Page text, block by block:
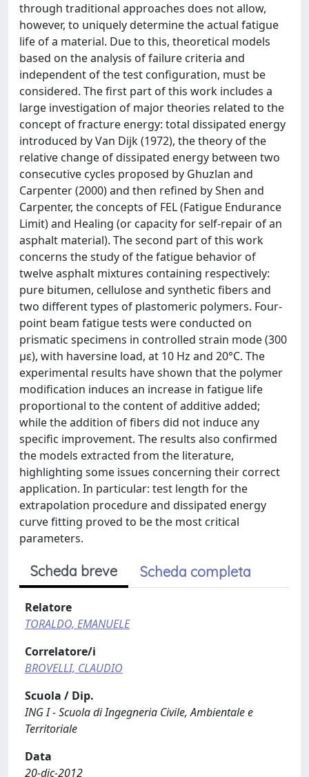
through traditional approaches does not allow,
however, to uniquely determine the actual fatigue
life of a material. Due to this, theoretical models
based on the analysis of failure criteria and
independent of the test configuration, must be
considered. The first part of this work includes a
large investigation of major theories related to the
concept of fracture energy: total dissipated energy
introduced by Van Dijk (1972), the theory of the
relative change of dissipated energy between two
consecutive cycles proposed by Ghuzlan and
Carpenter (2000) and then refined by Shen and
Carpenter, the concepts of FEL (Fatigue Endurance
Limit) and Healing (or capacity for self-repair of an
asphalt material). The second part of this work
concerns the study of the fatigue behavior of
twelve asphalt mixtures containing respectively:
pure bitumen, cellulose and synthetic fibers and
two different types of plastomeric polymers. Four-
point beam fatigue tests were conducted on
prismatic specimens in controlled strain mode (300
με), with haversine load, at 10 Hz and 20°C. The
experimental results have shown that the polymer
modification induces an increase in fatigue life
proportional to the content of additive added;
while the addition of fibers did not induce any
specific improvement. The results also confirmed
the models extracted from the literature,
highlighting some issues concerning their correct
application. In particular: test length for the
extrapolation procedure and dissipated energy
curve fitting proved to be the most critical
parameters.
Scheda breve Scheda completa
Relatore
TORALDO, EMANUELE
Correlatore/i
BROVELLI, CLAUDIO
Scuola / Dip.
ING I - Scuola di Ingegneria Civile, Ambientale e
Territoriale
Data
20-dic-2012